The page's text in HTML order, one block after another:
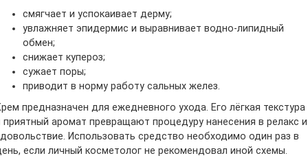
смягчает и успокаивает дерму;
увлажняет эпидермис и выравнивает водно-липидный
обмен;
снижает купероз;
сужает поры;
приводит в норму работу сальных желез.
предназначен для ежедневного ухода. Его лёгкая текстура
приятный аромат превращают процедуру нанесения в релакс и
Использовать средство необходимо один раз в
если личный косметолог не рекомендовал иной схемы.